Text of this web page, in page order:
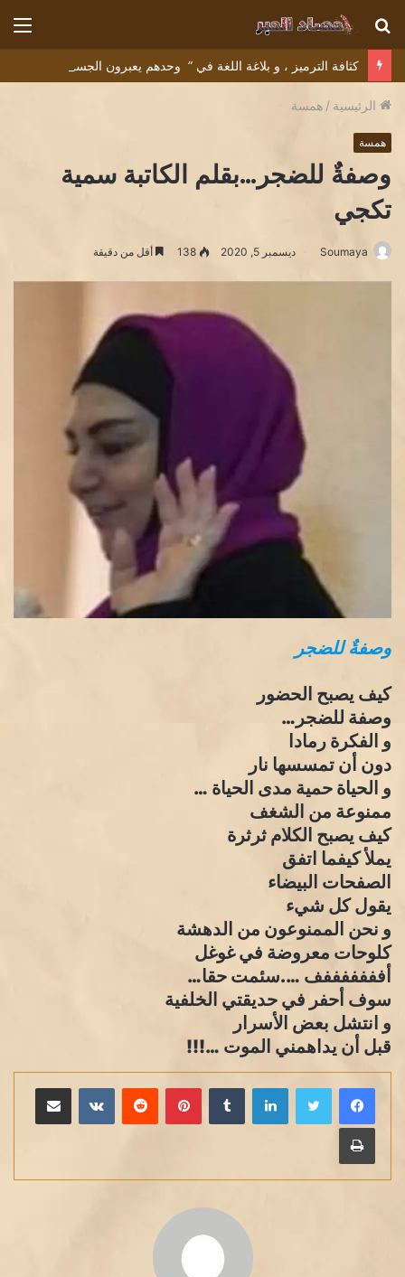
بحث
عن
الرئيسية / همسة
همسة
وصفةٌ للضجر…بقلم الكاتبة سمية
تكجي
Soumaya ديسمبر 5, 2020 138 أقل من دقيقة
وصفةٌ للضجر
كيف يصبح الحضور
وصفة للضجر…
و الفكرة رمادا
دون أن تمسسها نار
و الحياة حمية مدى الحياة …
ممنوعة من الشغف
كيف يصبح الكلام ثرثرة
يملأ كيفما اتفق
الصفحات البيضاء
يقول كل شيء
و نحن الممنوعون من الدهشة
كلوحات معروضة في غوغل
أفففففففف ….سئمت حقا…
سوف أحفر في حديقتي الخلفية
و انتشل بعض الأسرار
قبل أن يداهمني الموت …!!!
لينكدإن بينتيريست مشاركة عبر البريد
طباعة